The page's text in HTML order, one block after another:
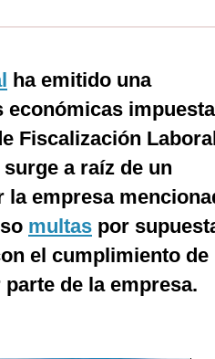
ha emitido una
económicas
Fiscalización
a raíz de un
empresa
multas por
el cumplimiento de
de la empresa.